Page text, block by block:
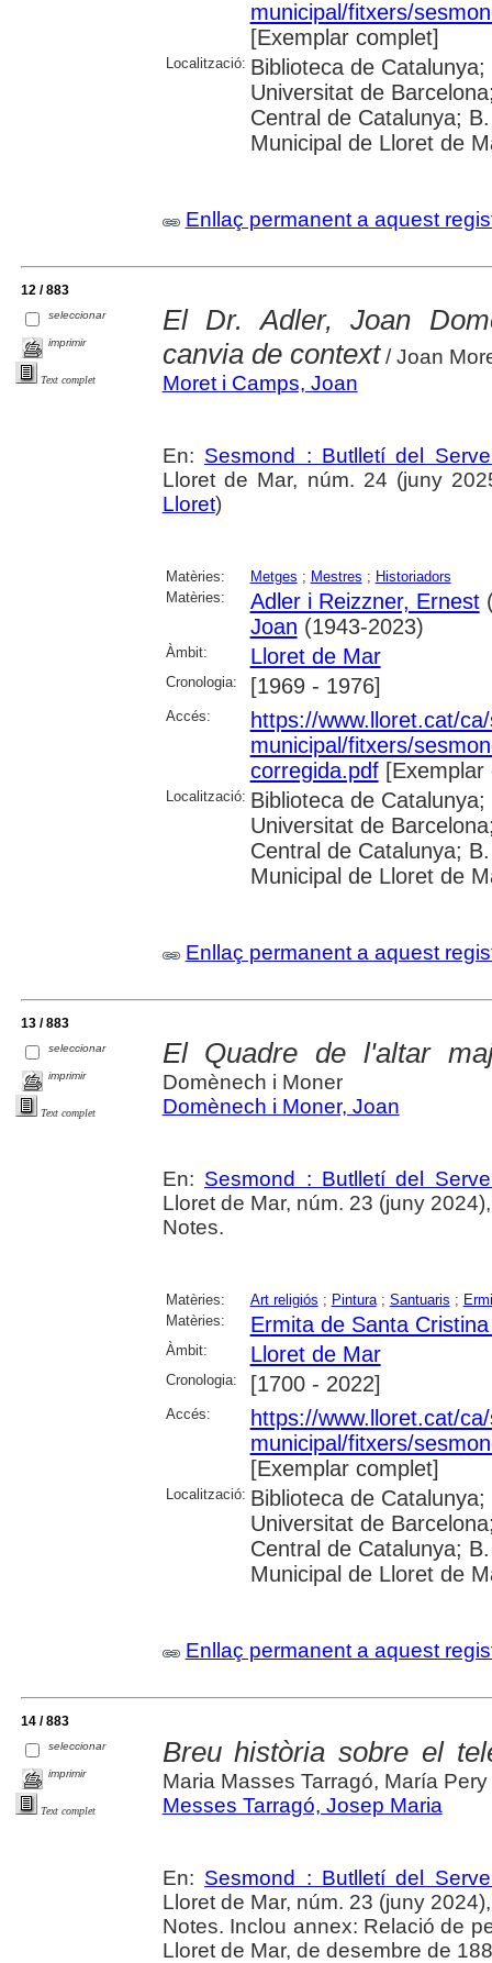
municipal/fitxers/
[Exemplar complet]
Localització: Biblioteca de
Universitat de
Central de Catalunya;
Municipal de Lloret de
Enllaç permanent a aquest
12 / 883
seleccionar
imprimir
Text complet
El Dr. Adler, Joan
canvia de context/ Joan
Moret i Camps, Joan
En: Sesmond : Butlletí del
Lloret de Mar, núm. 24 (juny
Lloret)
Matèries: Metges ; Mestres ; Historiadors
Matèries:
Adler i Reizzner, Ernest
Joan (1943-2023)
Àmbit: Lloret de Mar
Cronologia: [1969 - 1976]
Accés:
https://www.lloret.cat/
municipal/fitxers/
corregida.pdf[Exemplar
Localització: Biblioteca de
Universitat de
Central de Catalunya;
Municipal de Lloret de
Enllaç permanent a aquest
13 / 883
seleccionar
imprimir
Text complet
El Quadre de l'altar
Domènech i Moner
Domènech i Moner, Joan
En: Sesmond : Butlletí del
Lloret de Mar, núm. 23 (juny
Notes.
Matèries: Art religiós ; Pintura; Santuaris ;
Matèries:
Ermita de Santa
Àmbit: Lloret de Mar
Cronologia: [1700 - 2022]
Accés:
https://www.lloret.cat/
municipal/fitxers/
[Exemplar complet]
Localització: Biblioteca de
Universitat de
Central de Catalunya;
Municipal de Lloret de
Enllaç permanent a aquest
14 / 883
seleccionar
imprimir
Text complet
Breu història sobre el
Maria Masses Tarragó, María
Messes Tarragó, Josep Maria
En: Sesmond : Butlletí del
Lloret de Mar, núm. 23 (juny
Notes. Inclou annex: Relació de
Lloret de Mar, de desembre de